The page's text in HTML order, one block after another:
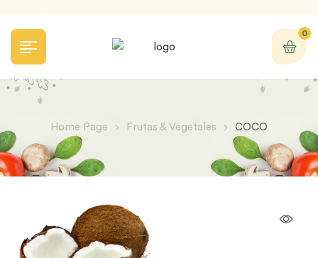
0
Home Page Frutas & Vegetales COCO